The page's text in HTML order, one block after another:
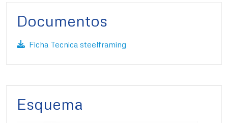
Documentos
Ficha Tecnica steelframing
Esquema